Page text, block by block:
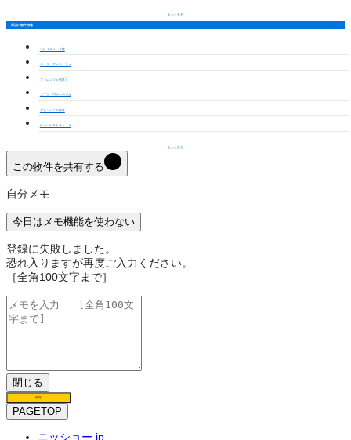
もっと見る
周辺の物件情報
ソレイユＪ Ｂ棟
カーサ フェリーチェ
フィレンツェ弥富Ⅱ
メゾン ヴァンベール
グランバニア弥富
レオパレスＬ＆Ｌ Ⅱ
もっと見る
この物件を共有する
自分メモ
今日はメモ機能を使わない
登録に失敗しました。
恐れ入りますが再度ご入力ください。
［全角100文字まで］
閉じる
保存
PAGETOP
ニッショー.jp